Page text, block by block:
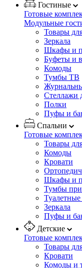
Гостиные
Готовые
Модульные
Товары
Зеркала
Шкафы и
Буфеты и
Комоды
Тумбы ТВ
Стеллажи
Полки
Пуфы и
Спальни
Готовые
Товары
Комоды
Кровати
Шкафы и
Тумбы
Туалетные
Зеркала
Пуфы и
Детские
Готовые
Товары
Кровати
Комоды и